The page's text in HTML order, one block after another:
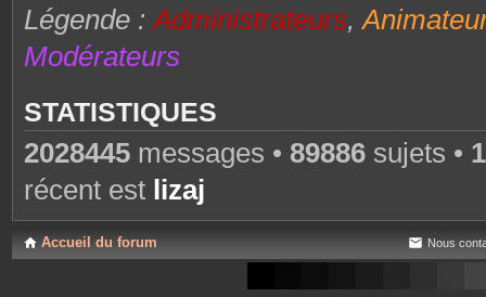
Légende :Administrateurs,
Modérateurs
STATISTIQUES
2028445 messages • 89886 sujets •
récent est lizaj
Accueil du forum Nous